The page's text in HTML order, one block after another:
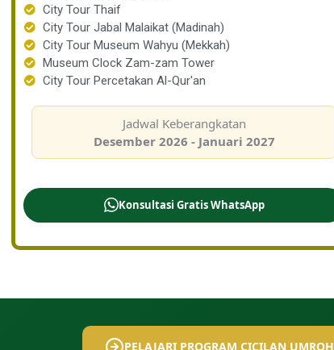
City Tour Thaif
City Tour Jabal Malaikat (Madinah)
City Tour Museum Wahyu (Mekkah)
Museum Clock Zam-zam Tower
City Tour Percetakan Al-Qur'an
Jadwal Keberangkatan
Desember 2026 - Januari 2027
Konsultasi Gratis WhatsApp
PELAJARI PROGRAM CICILAN UMROH